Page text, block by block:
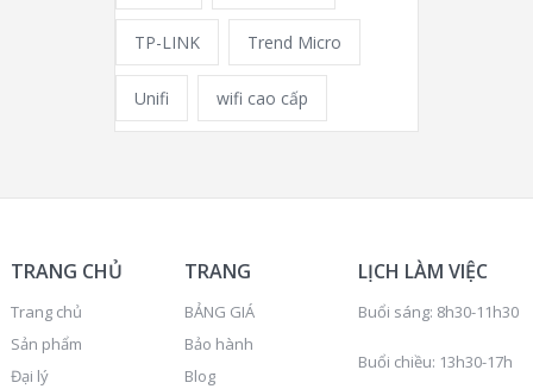
TP-LINK Trend Micro
Unifi wifi cao cấp
TRANG CHỦ
Trang chủ
Sản phẩm
Đại lý
TRANG
BẢNG GIÁ
Bảo hành
Blog
LỊCH LÀM VIỆC
Buổi sáng: 8h30-11h30
Buổi chiều: 13h30-17h